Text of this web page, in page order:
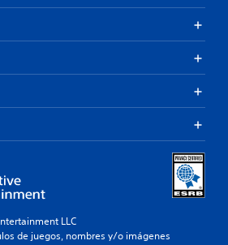
LLC
de juegos, nombres y/o imágenes